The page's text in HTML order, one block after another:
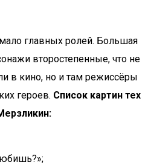
главных ролей. Большая
второстепенные, что не
в кино, но и там режиссёры
героев. Список картин тех